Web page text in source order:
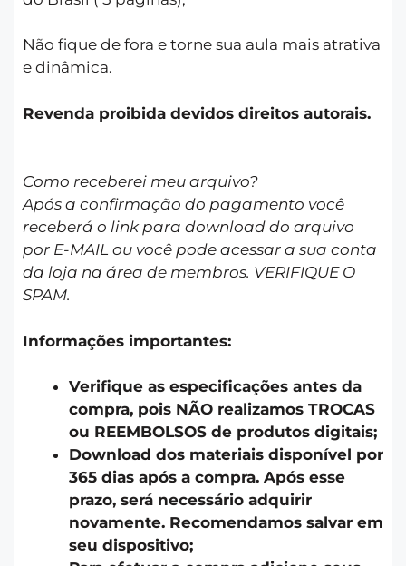
Não fique de fora e torne sua aula mais atrativa
e dinâmica.
Revenda proibida devidos direitos autorais.
Como receberei meu arquivo?
Após a confirmação do pagamento você
receberá o link para download do arquivo
por E-MAIL ou você pode acessar a sua conta
da loja na área de membros. VERIFIQUE O
SPAM.
Informações importantes:
Verifique as especificações antes da
compra, pois NÃO realizamos TROCAS
ou REEMBOLSOS de produtos digitais;
Download dos materiais disponível por
365 dias após a compra. Após esse
prazo, será necessário adquirir
novamente. Recomendamos salvar em
seu dispositivo;